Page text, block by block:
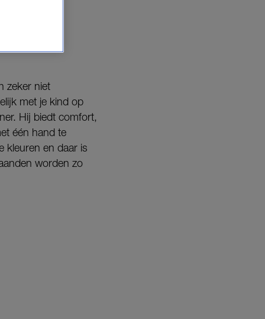
zeker niet
met je kind op
Hij biedt comfort,
één hand te
kleuren en daar is
worden zo